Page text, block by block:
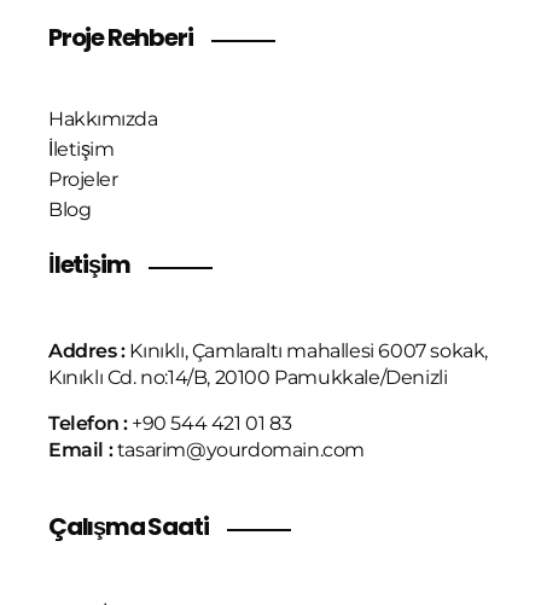
Proje Rehberi
Hakkımızda
İletişim
Projeler
Blog
İletişim
Addres :Kınıklı, Çamlaraltı mahallesi 6007 sokak,
Kınıklı Cd. no:14/B, 20100 Pamukkale/Denizli
Telefon :+90 544 421 01 83
Email :tasarim@yourdomain.com
Çalışma Saati